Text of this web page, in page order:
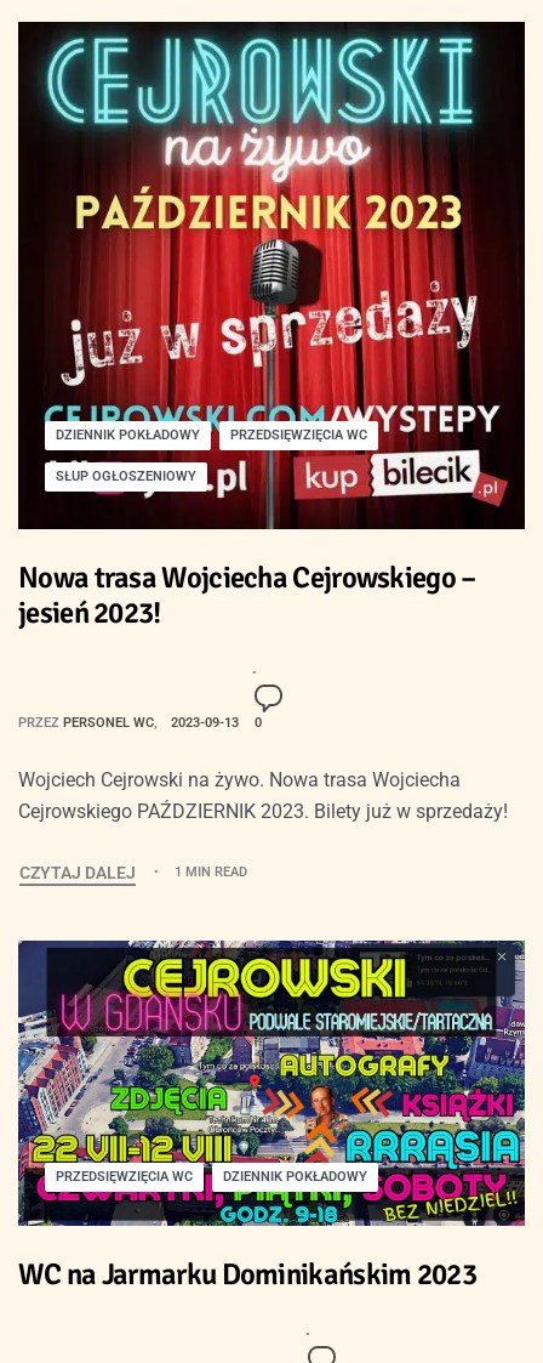
DZIENNIK POKŁADOWY PRZEDSIĘWZIĘCIA WC
SŁUP OGŁOSZENIOWY
Nowa trasa Wojciecha Cejrowskiego –
jesień 2023!
PRZEZ PERSONEL WC 2023-09-13 0
Wojciech Cejrowski na żywo. Nowa trasa Wojciecha
Cejrowskiego PAŹDZIERNIK 2023. Bilety już w sprzedaży!
CZYTAJ DALEJ 1 MIN READ
PRZEDSIĘWZIĘCIA WC DZIENNIK POKŁADOWY
WC na Jarmarku Dominikańskim 2023